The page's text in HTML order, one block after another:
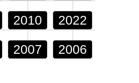
2010 2022
2007 2006